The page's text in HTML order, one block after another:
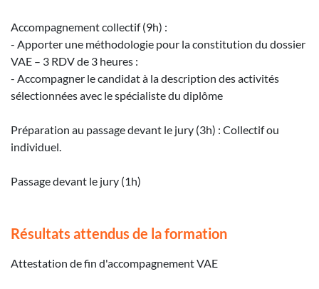
Accompagnement collectif (9h) :
- Apporter une méthodologie pour la constitution du dossier
VAE – 3 RDV de 3 heures :
- Accompagner le candidat à la description des activités
sélectionnées avec le spécialiste du diplôme
Préparation au passage devant le jury (3h) : Collectif ou
individuel.
Passage devant le jury (1h)
Résultats attendus de la formation
Attestation de fin d'accompagnement VAE